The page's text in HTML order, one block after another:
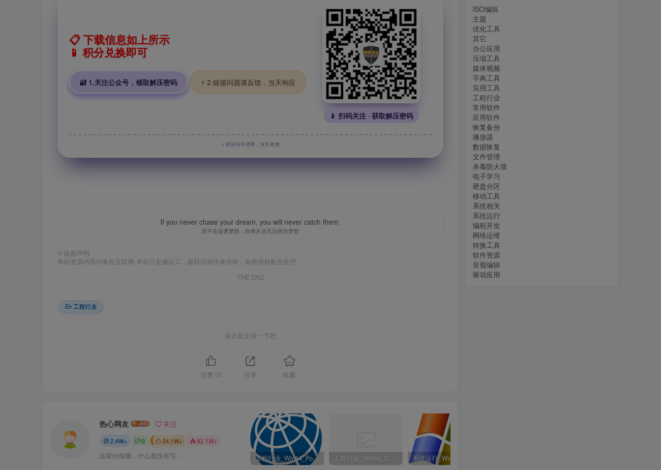
📋 下载信息如上所示
📱 积分兑换即可
🔐 1.关注公众号，领取解压密码 ⚡ 2.链接问题请反馈，当天响应
📱 扫码关注 · 获取解压密码
⚡ 积分永不清零，永久有效
If you never chase your dream, you will never catch them.
若不去追逐梦想，你将永远无法抓住梦想
© 版权声明
本站资源内容均来自互联网,本站只是搬运工，版权归原作者所有，如有侵权配合处理。
THE END
工程行业
喜欢就支持一下吧
点赞 10 分享 收藏
热心网友 关注
2.4W+ 0 24.1W+ 92.1W+
这家伙很懒，什么都没有写... 工程行业_Win64_PointWise 18.6 R2 x64资源下载地址_百度网盘迅雷BT 工程行业_Win64_Cadence Fidelity Pointwise 2024.1 x64资源下载地址_百度网盘迅雷BT
ISO编辑
主题
优化工具
其它
办公应用
压缩工具
媒体视频
字典工具
实用工具
工程行业
常用软件
应用软件
恢复备份
播放器
数据恢复
文件管理
杀毒防火墙
电子学习
硬盘分区
移动工具
系统相关
系统运行
编程开发
网络运维
转换工具
软件资源
音视编辑
驱动应用